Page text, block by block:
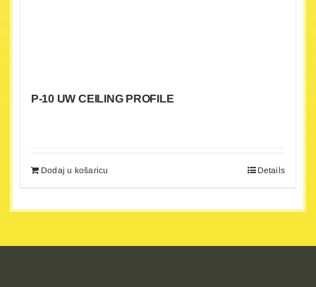
P-10 UW CEILING PROFILE
Dodaj u košaricu Details